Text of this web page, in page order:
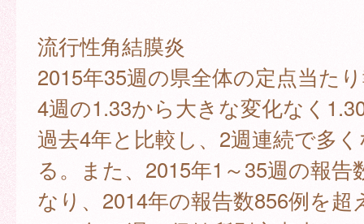
流行性角結膜炎
2015年35週の県全体の定点当た
4週の1.33から大きな変化なく
過去4年と比較し、2週連続で多
る。また、2015年1～35週の報告
なり、2014年の報告数856例を超